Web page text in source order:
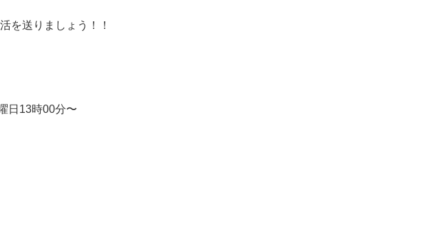
を送りましょう！！
日13時00分〜